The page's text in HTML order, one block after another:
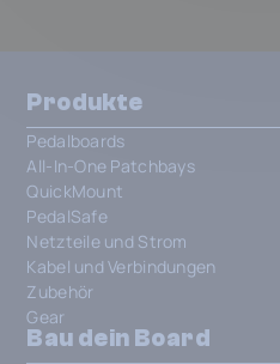
Produkte
Pedalboards
All-In-One Patchbays
QuickMount
PedalSafe
Netzteile und Strom
Kabel und Verbindungen
Zubehör
Gear
Bau dein Board